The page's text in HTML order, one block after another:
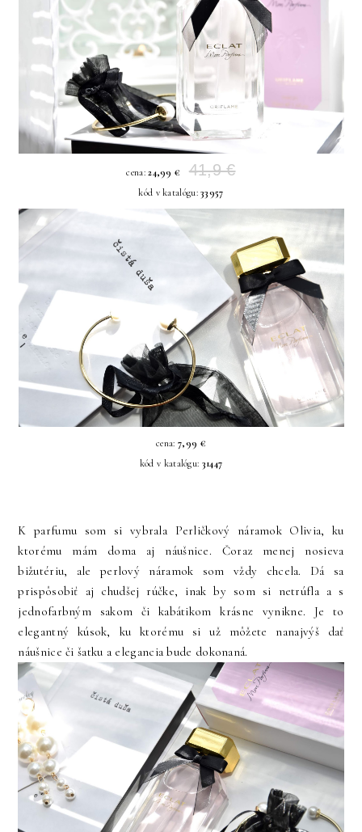
cena:24,99 € 41,9 €
kód v katalógu:33957
cena: 7,99 €
kód v katalógu: 31447
K parfumu som si vybrala Perličkový náramok Olivia, ku
ktorému mám doma aj náušnice. Čoraz menej nosieva
bižutériu, ale perlový náramok som vždy chcela. Dá sa
prispôsobiť aj chudšej rúčke, inak by som si netrúfla a s
jednofarbným sakom či kabátikom krásne vynikne. Je to
elegantný kúsok, ku ktorému si už môžete nanajvýš dať
náušnice či šatku a elegancia bude dokonaná.